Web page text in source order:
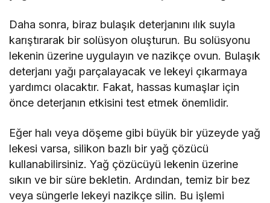
Daha sonra, biraz bulaşık deterjanını ılık suyla
karıştırarak bir solüsyon oluşturun. Bu solüsyonu
lekenin üzerine uygulayın ve nazikçe ovun. Bulaşık
deterjanı yağı parçalayacak ve lekeyi çıkarmaya
yardımcı olacaktır. Fakat, hassas kumaşlar için
önce deterjanın etkisini test etmek önemlidir.
Eğer halı veya döşeme gibi büyük bir yüzeyde yağ
lekesi varsa, silikon bazlı bir yağ çözücü
kullanabilirsiniz. Yağ çözücüyü lekenin üzerine
sıkın ve bir süre bekletin. Ardından, temiz bir bez
veya süngerle lekeyi nazikçe silin. Bu işlemi